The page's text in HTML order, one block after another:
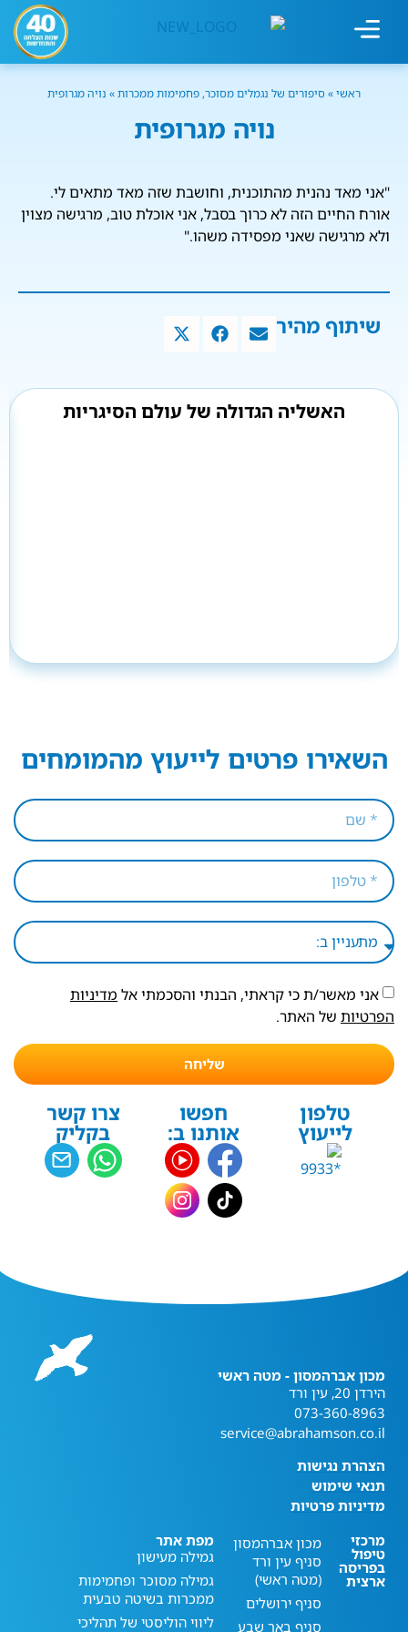
ראשי» סיפורים של נגמלים מסוכר, פחמימות ממכרות» נויה מגרופית
נויה מגרופית
"אני מאד נהנית מהתוכנית, וחושבת שזה מאד מתאים לי.
אורח החיים הזה לא כרוך בסבל, אני אוכלת טוב, מרגישה מצוין
ולא מרגישה שאני מפסידה משהו."
שיתוף מהיר
האשליה הגדולה של עולם הסיגריות
השאירו פרטים לייעוץ מהמומחים
אני מאשר/ת כי קראתי, הבנתי והסכמתי אל מדיניות
הפרטיות של האתר.
שליחה
טלפון
לייעוץ
חפשו
אותנו ב:
צרו קשר
בקליק
מכון אברהמסון - מטה ראשי
הירדן 20, עין ורד
073-360-8963
service@abrahamson.co.il
הצהרת נגישות
תנאי שימוש
מדיניות פרטיות
מרכזי
טיפול
בפריסה
ארצית
מכון אברהמסון
סניף עין ורד
(מטה ראשי)
סניף ירושלים
סניף באר שבע
מפת אתר
גמילה מעישון
גמילה מסוכר ופחמימות
ממכרות בשיטה טבעית
ליווי הוליסטי של תהליכי